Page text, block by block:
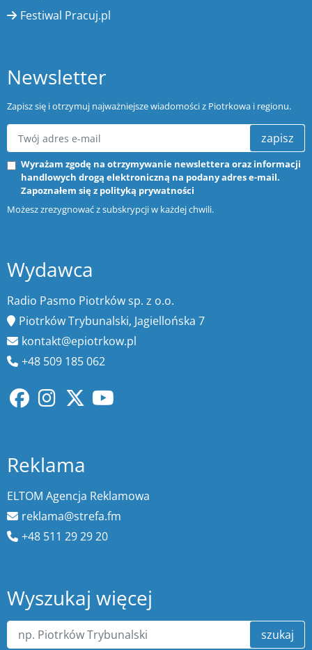
Festiwal Pracuj.pl
Newsletter
Zapisz się i otrzymuj najważniejsze wiadomości z Piotrkowa i regionu.
zapisz
Wyrażam zgodę na otrzymywanie newslettera oraz informacji
handlowych drogą elektroniczną na podany adres e-mail.
Zapoznałem się z polityką prywatności
Możesz zrezygnować z subskrypcji w każdej chwili.
Wydawca
Radio Pasmo Piotrków sp. z o.o.
Piotrków Trybunalski, Jagiellońska 7
kontakt@epiotrkow.pl
+48 509 185 062
Reklama
ELTOM Agencja Reklamowa
reklama@strefa.fm
+48 511 29 29 20
Wyszukaj więcej
szukaj